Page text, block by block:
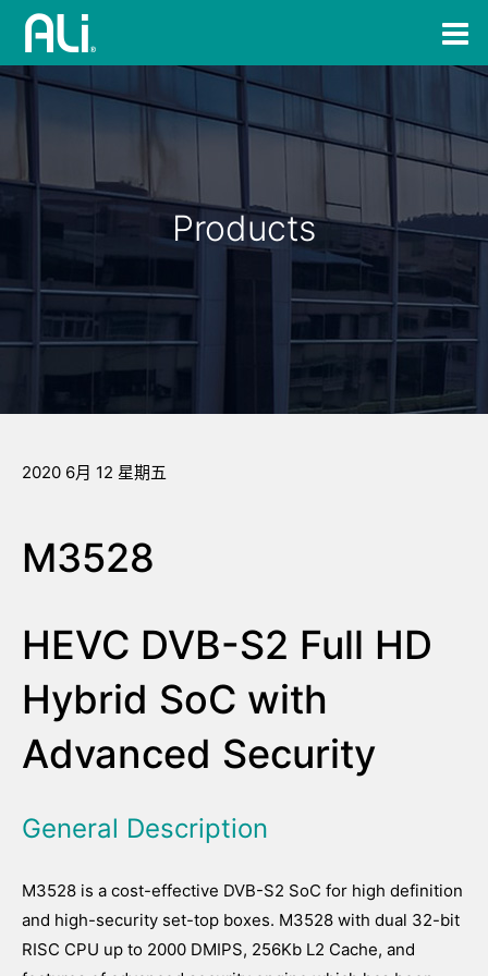
Products
2020 6月 12 星期五
M3528
HEVC DVB-S2 Full HD
Hybrid SoC with
Advanced Security
General Description
M3528 is a cost-effective DVB-S2 SoC for high definition
and high-security set-top boxes. M3528 with dual 32-bit
RISC CPU up to 2000 DMIPS, 256Kb L2 Cache, and